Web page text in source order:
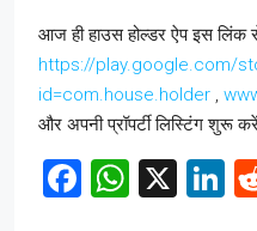
आज ही हाउस होल्डर ऐप इस लिंक
https://play.google.com/
id=com.house.holder ,
और अपनी प्रॉपर्टी लिस्टिंग
Facebook
X